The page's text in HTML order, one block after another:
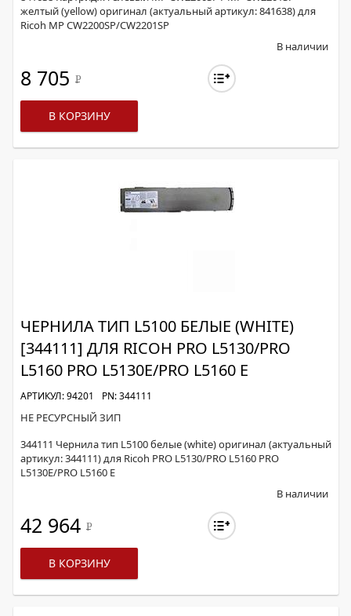
желтый (yellow) оригинал (актуальный артикул: 841638) для
Ricoh MP CW2200SP/CW2201SP
В наличии
8 705 Р
В КОРЗИНУ
ЧЕРНИЛА ТИП L5100 БЕЛЫЕ (WHITE)
[344111] ДЛЯ RICOH PRO L5130/PRO
L5160 PRO L5130E/PRO L5160 E
АРТИКУЛ: 94201 PN: 344111
НЕ РЕСУРСНЫЙ ЗИП
344111 Чернила тип L5100 белые (white) оригинал (актуальный
артикул: 344111) для Ricoh PRO L5130/PRO L5160 PRO
L5130E/PRO L5160 E
В наличии
42 964 Р
В КОРЗИНУ